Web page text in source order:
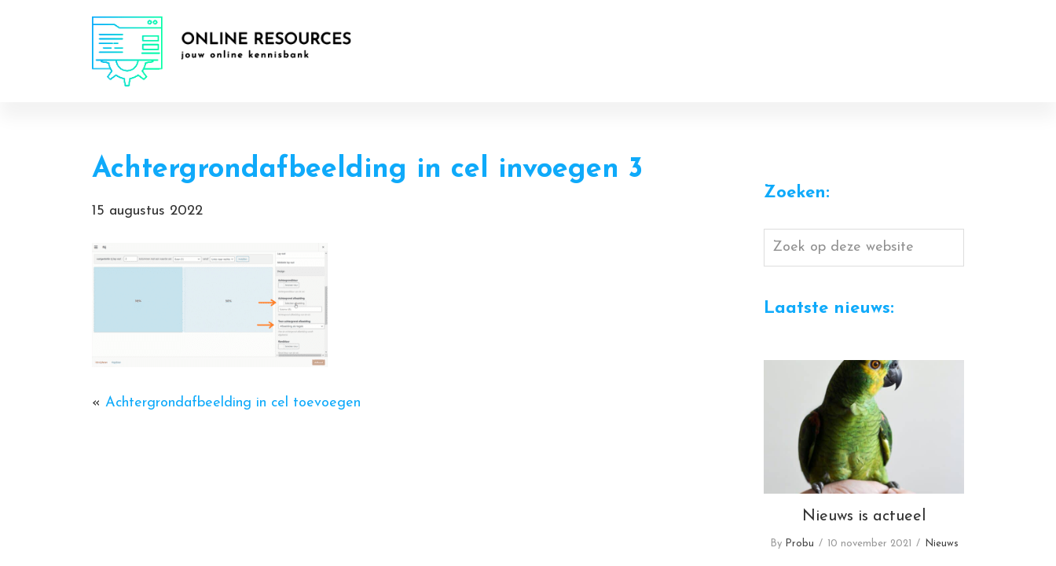
Online Resources
Achtergrondafbeelding in cel invoegen 3
15 augustus 2022
« Achtergrondafbeelding in cel toevoegen
Zoeken:
Zoek
op
website
Laatste nieuws:
Nieuws is actueel
Nieuws is actueel
By Probu 10 november 2021 Nieuws